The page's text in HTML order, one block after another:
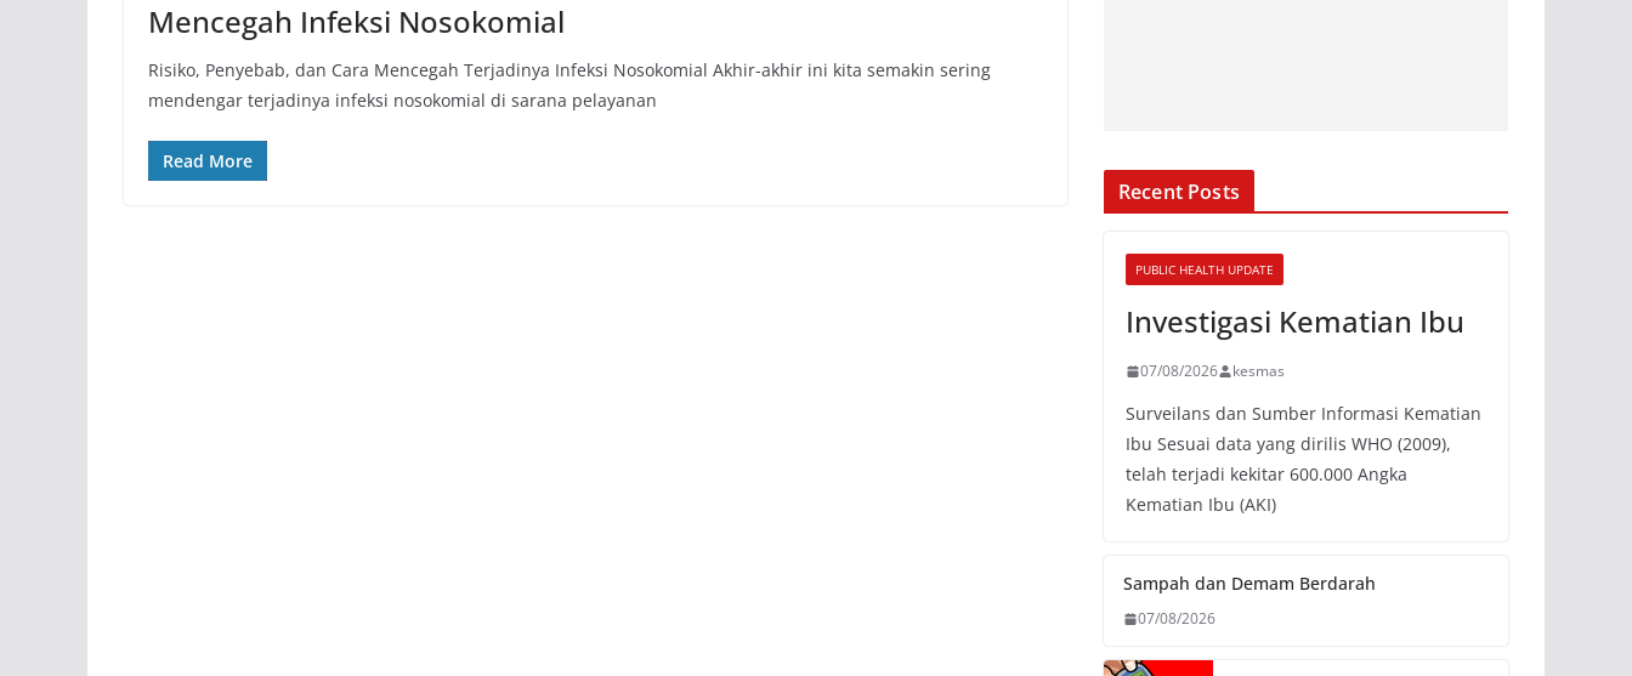
Mencegah Infeksi Nosokomial
Risiko, Penyebab, dan Cara Mencegah Terjadinya Infeksi Nosokomial Akhir-akhir ini kita semakin sering
mendengar terjadinya infeksi nosokomial di sarana pelayanan
Read More
Recent Posts
PUBLIC HEALTH UPDATE
Investigasi Kematian Ibu
07/08/2026 kesmas
Surveilans dan Sumber Informasi Kematian
Ibu Sesuai data yang dirilis WHO (2009),
telah terjadi kekitar 600.000 Angka
Kematian Ibu (AKI)
Sampah dan Demam Berdarah
07/08/2026